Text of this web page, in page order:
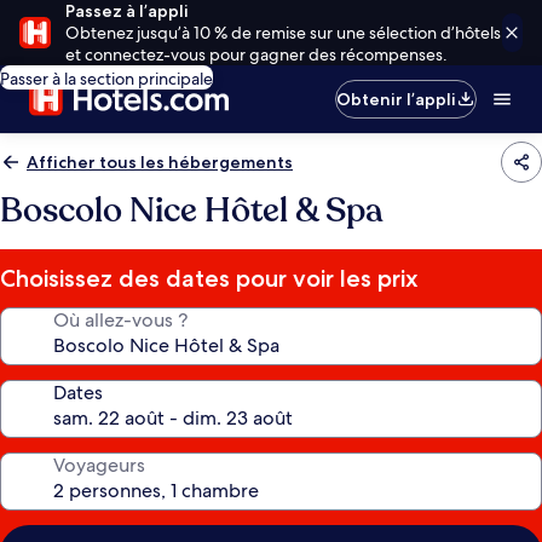
Passez à l’appli
Obtenez jusqu’à 10 % de remise sur une sélection d’hôtels
et connectez-vous pour gagner des récompenses.
Passer à la section principale
Obtenir l’appli
Afficher tous les hébergements
Boscolo Nice Hôtel & Spa
Choisissez des dates pour voir les prix
Où allez-vous ?
Dates
Voyageurs